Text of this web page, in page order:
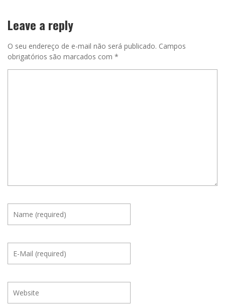
Leave a reply
O seu endereço de e-mail não será publicado. Campos
obrigatórios são marcados com *